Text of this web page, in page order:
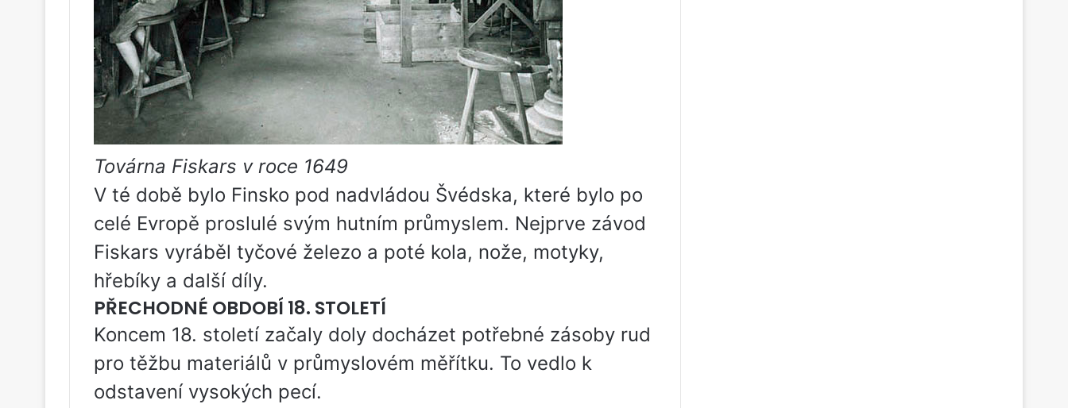
Továrna Fiskars v roce 1649
V té době bylo Finsko pod nadvládou Švédska, které bylo po
celé Evropě proslulé svým hutním průmyslem. Nejprve závod
Fiskars vyráběl tyčové železo a poté kola, nože, motyky,
hřebíky a další díly.
PŘECHODNÉ OBDOBÍ 18. STOLETÍ
Koncem 18. století začaly doly docházet potřebné zásoby rud
pro těžbu materiálů v průmyslovém měřítku. To vedlo k
odstavení vysokých pecí.